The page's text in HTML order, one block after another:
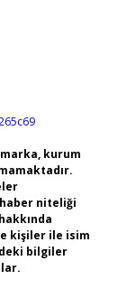
kurum
niteliği
kişiler ile isim
bilgiler